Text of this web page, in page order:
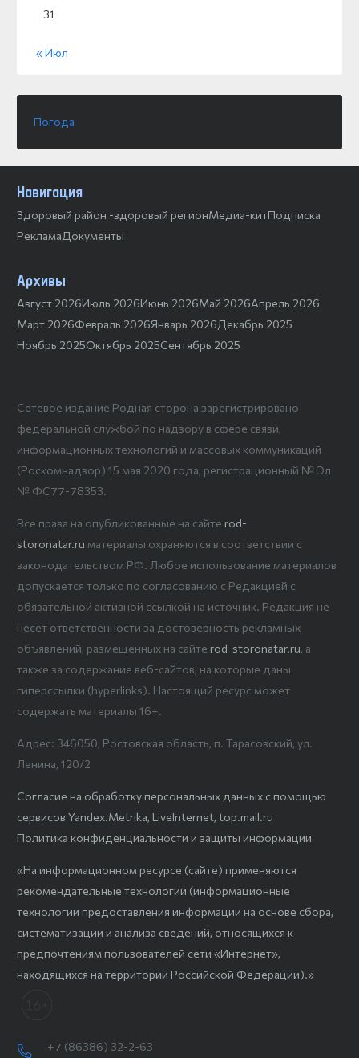
31
« Июл
Погода
Навигация
Здоровый район -здоровый регионМедиа-китПодписка
РекламаДокументы
Архивы
Август 2026Июль 2026Июнь 2026Май 2026Апрель 2026
Март 2026Февраль 2026Январь 2026Декабрь 2025
Ноябрь 2025Октябрь 2025Сентябрь 2025
Сетевое издание Родная сторона зарегистрировано
федеральной службой по надзору в сфере связи,
информационных технологий и массовых коммуникаций
(Роскомнадзор) 15 мая 2020 года, регистрационный № Эл
№ ФС77-78353.
Все права на опубликованные на сайте rod-
storonatar.ru материалы охраняются в соответствии с
законодательством РФ. Любое использование материалов
допускается только по согласованию с Редакцией с
обязательной активной ссылкой на источник. Редакция не
несет ответственности за достоверность рекламных
объявлений, размещенных на сайте rod-storonatar.ru, а
также за содержание веб-сайтов, на которые даны
гиперссылки (hyperlinks). Настоящий ресурс может
содержать материалы 16+.
Адрес: 346050, Ростовская область, п. Тарасовский, ул.
Ленина, 120/2
Согласие на обработку персональных данных с помощью
сервисов Yandex.Metrika, LiveInternet, top.mail.ru
Политика конфиденциальности и защиты информации
«На информационном ресурсе (сайте) применяются
рекомендательные технологии (информационные
технологии предоставления информации на основе сбора,
систематизации и анализа сведений, относящихся к
предпочтениям пользователей сети «Интернет»,
находящихся на территории Российской Федерации).»
+7 (86386) 32-2-63